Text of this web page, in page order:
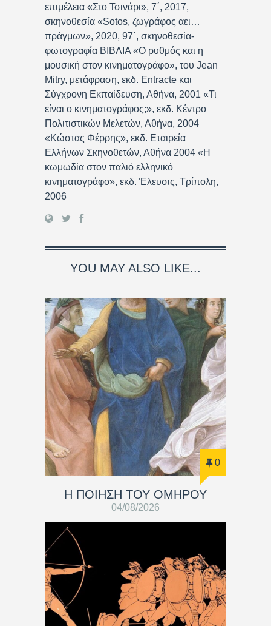
επιμέλεια «Στο Τσινάρι», 7΄, 2017,
σκηνοθεσία «Sotos, ζωγράφος αει…
πράγμων», 2020, 97΄, σκηνοθεσία-
φωτογραφία ΒΙΒΛΙΑ «Ο ρυθμός και η
μουσική στον κινηματογράφο», του Jean
Mitry, μετάφραση, εκδ. Entracte και
Σύγχρονη Εκπαίδευση, Αθήνα, 2001 «Τι
είναι ο κινηματογράφος;», εκδ. Κέντρο
Πολιτιστικών Μελετών, Αθήνα, 2004
«Κώστας Φέρρης», εκδ. Εταιρεία
Ελλήνων Σκηνοθετών, Αθήνα 2004 «Η
κωμωδία στον παλιό ελληνικό
κινηματογράφο», εκδ. Έλευσις, Τρίπολη,
2006
YOU MAY ALSO LIKE...
0
Η ΠΟΙΗΣΗ ΤΟΥ ΟΜΗΡΟΥ
04/08/2026